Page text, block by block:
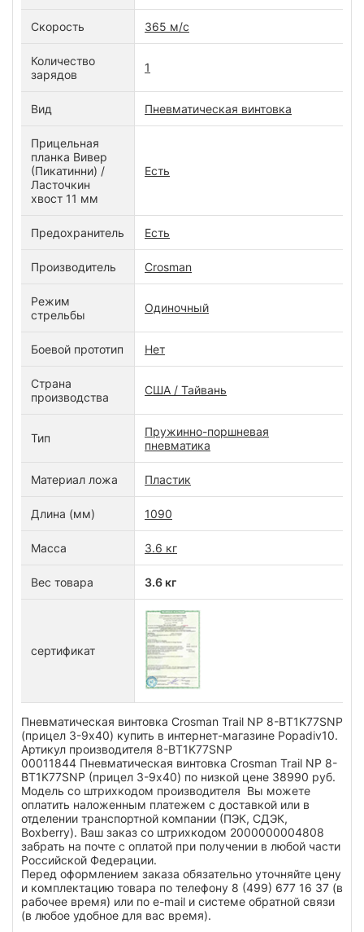
Скорость 365 м/с
Количество
зарядов
1
Вид Пневматическая винтовка
Прицельная
планка Вивер
(Пикатинни) /
Ласточкин
хвост 11 мм
Есть
Предохранитель Есть
Производитель Crosman
Режим
стрельбы
Одиночный
Боевой прототип Нет
Страна
производства
США / Тайвань
Тип
Пружинно-поршневая
пневматика
Материал ложа Пластик
Длина (мм) 1090
Масса 3.6 кг
Вес товара 3.6 кг
сертификат
Пневматическая винтовка Crosman Trail NP 8-BT1K77SNP
(прицел 3-9х40) купить в интернет-магазине Popadiv10.
Артикул производителя 8-BT1K77SNP
00011844 Пневматическая винтовка Crosman Trail NP 8-
BT1K77SNP (прицел 3-9х40) по низкой цене 38990 руб.
Модель со штрихкодом производителя Вы можете
оплатить наложенным платежем с доставкой или в
отделении транспортной компании (ПЭК, СДЭК,
Boxberry). Ваш заказ со штрихкодом 2000000004808
забрать на почте с оплатой при получении в любой части
Российской Федерации.
Перед оформлением заказа обязательно уточняйте цену
и комплектацию товара по телефону 8 (499) 677 16 37 (в
рабочее время) или по e-mail и системе обратной связи
(в любое удобное для вас время).